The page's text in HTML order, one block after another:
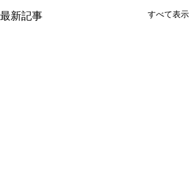
最新記事 すべて表示